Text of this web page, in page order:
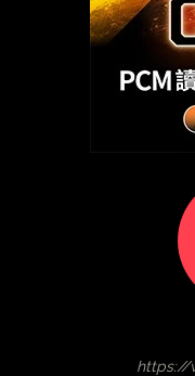
https://